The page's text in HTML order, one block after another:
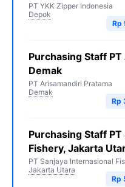
PT YKK Zipper Indonesia
Depok
Rp
Purchasing Staff
Demak
PT Arisamandiri Pratama
Demak
Rp
Purchasing Staff
Fishery, Jakarta
PT Sanjaya Internasional
Jakarta Utara
Rp